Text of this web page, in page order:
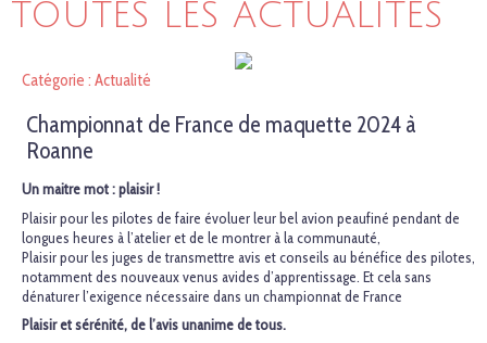
TOUTES LES ACTUALITÉS
Catégorie : Actualité
Championnat de France de maquette 2024 à
Roanne
Un maitre mot : plaisir !
Plaisir pour les pilotes de faire évoluer leur bel avion peaufiné pendant de
longues heures à l’atelier et de le montrer à la communauté,
Plaisir pour les juges de transmettre avis et conseils au bénéfice des pilotes,
notamment des nouveaux venus avides d’apprentissage. Et cela sans
dénaturer l’exigence nécessaire dans un championnat de France
Plaisir et sérénité, de l’avis unanime de tous.